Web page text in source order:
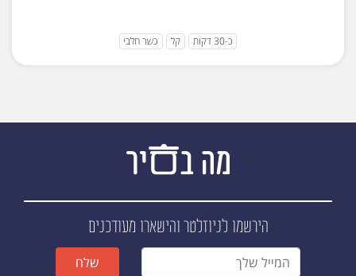
כ-30 דקות קל כשר חלבי
הירשמו לניוזלטרוהישארו מעודכנים
שלח